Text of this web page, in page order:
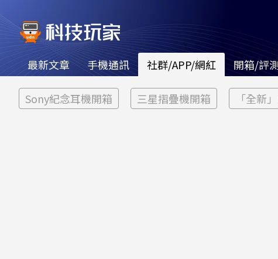
最新文章 手機通訊 社群/APP/網紅 開箱/評
Sony紀念耳機開箱 三星摺疊機開箱 「全新